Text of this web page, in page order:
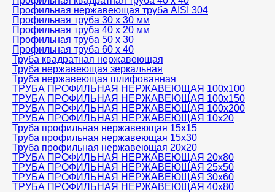
Профильная нержавеющая труба AISI 304
Профильная труба 30 х 30 мм
Профильная труба 40 х 20 мм
Профильная труба 50 х 30
Профильная труба 60 х 40
Труба квадратная нержавеющая
Труба нержавеющая зеркальная
Труба нержавеющая шлифованная
ТРУБА ПРОФИЛЬНАЯ НЕРЖАВЕЮЩАЯ 100х100
ТРУБА ПРОФИЛЬНАЯ НЕРЖАВЕЮЩАЯ 100х150
ТРУБА ПРОФИЛЬНАЯ НЕРЖАВЕЮЩАЯ 100х200
ТРУБА ПРОФИЛЬНАЯ НЕРЖАВЕЮЩАЯ 10х20
Труба профильная нержавеющая 15х15
Труба профильная нержавеющая 15х30
Труба профильная нержавеющая 20х20
ТРУБА ПРОФИЛЬНАЯ НЕРЖАВЕЮЩАЯ 20х80
ТРУБА ПРОФИЛЬНАЯ НЕРЖАВЕЮЩАЯ 25х50
ТРУБА ПРОФИЛЬНАЯ НЕРЖАВЕЮЩАЯ 30х60
ТРУБА ПРОФИЛЬНАЯ НЕРЖАВЕЮЩАЯ 40х80